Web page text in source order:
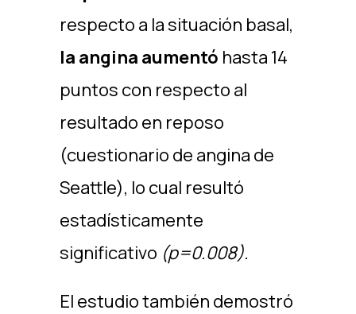
respecto a la situación basal,
la angina aumentó hasta 14
puntos con respecto al
resultado en reposo
(cuestionario de angina de
Seattle), lo cual resultó
estadísticamente
significativo (p=0.008).
El estudio también demostró